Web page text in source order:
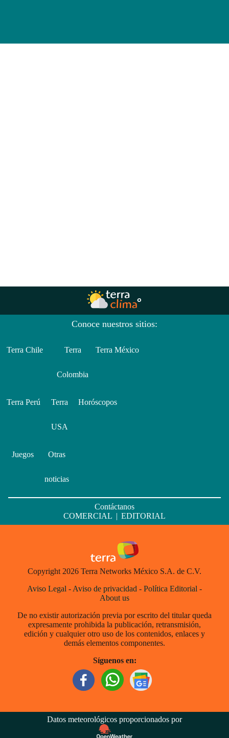
Conoce nuestros sitios:
Terra Chile Terra
Colombia
Terra México
Terra Perú Terra
USA
Horóscopos
Juegos Otras
noticias
Contáctanos
COMERCIAL | EDITORIAL
Copyright 2026 Terra Networks México S.A. de C.V.
Aviso Legal - Aviso de privacidad - Política Editorial -
About us
De no existir autorización previa por escrito del titular queda
expresamente prohibida la publicación, retransmisión,
edición y cualquier otro uso de los contenidos, enlaces y
demás elementos componentes.
Síguenos en:
Datos meteorológicos proporcionados por